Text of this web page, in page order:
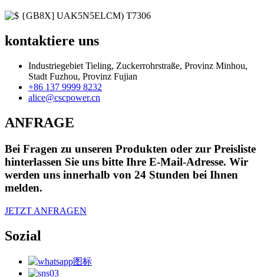
kontaktiere uns
Industriegebiet Tieling, Zuckerrohrstraße, Provinz Minhou,
Stadt Fuzhou, Provinz Fujian
+86 137 9999 8232
alice@cscpower.cn
ANFRAGE
Bei Fragen zu unseren Produkten oder zur Preisliste
hinterlassen Sie uns bitte Ihre E-Mail-Adresse. Wir
werden uns innerhalb von 24 Stunden bei Ihnen
melden.
JETZT ANFRAGEN
Sozial